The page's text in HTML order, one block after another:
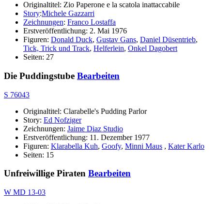
Originaltitel: Zio Paperone e la scatola inattaccabile
Story:Michele Gazzarri
Zeichnungen: Franco Lostaffa
Erstveröffentlichung: 2. Mai 1976
Figuren: Donald Duck, Gustav Gans, Daniel Düsentrieb,
Tick, Trick und Track, Helferlein, Onkel Dagobert
Seiten: 27
Die Puddingstube Bearbeiten
S 76043
Originaltitel: Clarabelle's Pudding Parlor
Story: Ed Nofziger
Zeichnungen: Jaime Diaz Studio
Erstveröffentlichung: 11. Dezember 1977
Figuren: Klarabella Kuh, Goofy, Minni Maus , Kater Karlo
Seiten: 15
Unfreiwillige Piraten Bearbeiten
W MD 13-03